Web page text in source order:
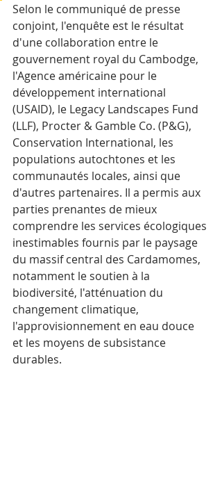
Selon le communiqué de presse
conjoint, l'enquête est le résultat
d'une collaboration entre le
gouvernement royal du Cambodge,
l'Agence américaine pour le
développement international
(USAID), le Legacy Landscapes Fund
(LLF), Procter & Gamble Co. (P&G),
Conservation International, les
populations autochtones et les
communautés locales, ainsi que
d'autres partenaires. Il a permis aux
parties prenantes de mieux
comprendre les services écologiques
inestimables fournis par le paysage
du massif central des Cardamomes,
notamment le soutien à la
biodiversité, l'atténuation du
changement climatique,
l'approvisionnement en eau douce
et les moyens de subsistance
durables.